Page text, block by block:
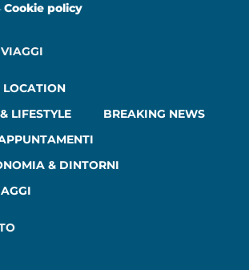
Cookie policy
LOCATION
LIFESTYLE
BREAKING NEWS
& DINTORNI